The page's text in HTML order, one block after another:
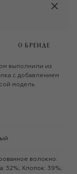
О БРЕНДЕ
выполнили из
с добавлением
модель
52%; Хлопок: 39%;